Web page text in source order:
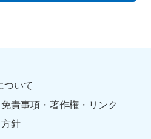
ついて
責事項・著作権・リンク
針